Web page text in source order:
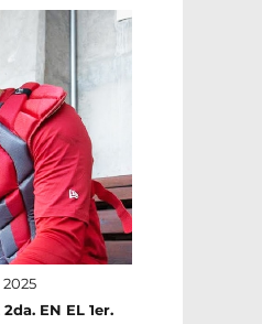
EN EL 1er.